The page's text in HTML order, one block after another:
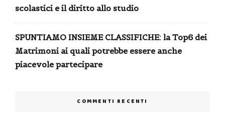
scolastici e il diritto allo studio
SPUNTIAMO INSIEME CLASSIFICHE: la Top6 dei
Matrimoni ai quali potrebbe essere anche
piacevole partecipare
COMMENTI RECENTI